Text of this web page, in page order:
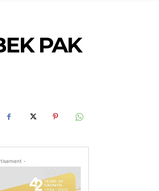
PAK
-